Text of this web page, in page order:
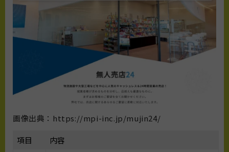
画像出典：https://mpi-inc.jp/mujin24/
項目
内容